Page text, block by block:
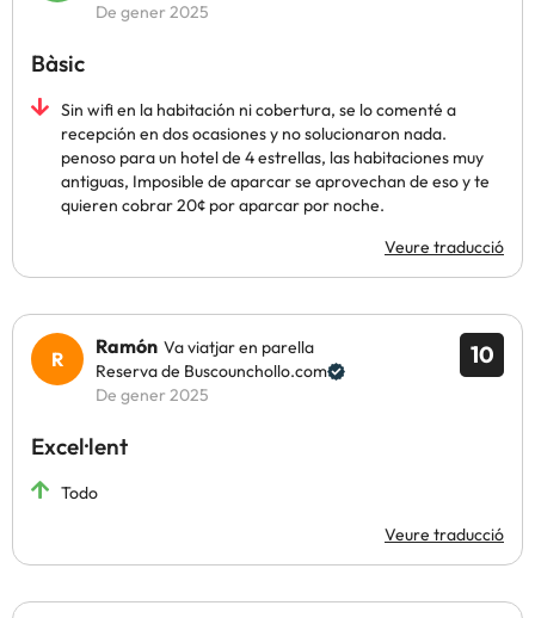
De gener 2025
Bàsic
Sin wifi en la habitación ni cobertura, se lo comenté a
recepción en dos ocasiones y no solucionaron nada.
penoso para un hotel de 4 estrellas, las habitaciones muy
antiguas, Imposible de aparcar se aprovechan de eso y te
quieren cobrar 20¢ por aparcar por noche.
Veure traducció
10
Ramón Va viatjar en parella
Reserva de Buscounchollo.com
De gener 2025
Excel·lent
Todo
Veure traducció